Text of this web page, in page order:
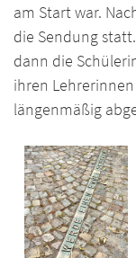
am Start war.
die Sendung
dann die
ihren
längenmäßig